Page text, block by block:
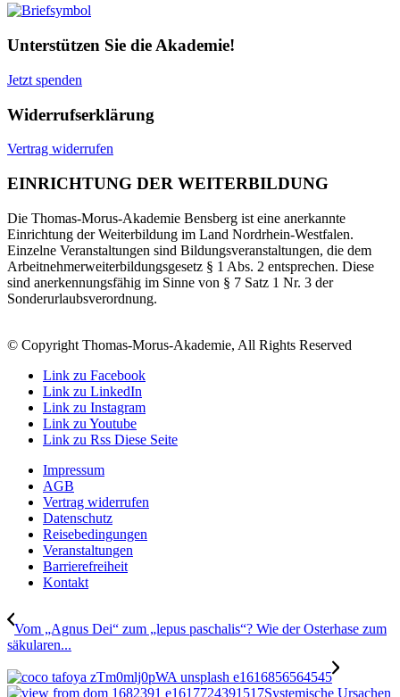
Unterstützen Sie die Akademie!
Jetzt spenden
Widerrufserklärung
Vertrag widerrufen
EINRICHTUNG DER WEITERBILDUNG
Die Thomas-Morus-Akademie Bensberg ist eine anerkannte
Einrichtung der Weiterbildung im Land Nordrhein-Westfalen.
Einzelne Veranstaltungen sind Bildungsveranstaltungen, die dem
Arbeitnehmerweiterbildungsgesetz § 1 Abs. 2 entsprechen. Diese
sind anerkennungsfähig im Sinne von § 7 Satz 1 Nr. 3 der
Sonderurlaubsverordnung.
© Copyright Thomas-Morus-Akademie, All Rights Reserved
Link zu Facebook
Link zu LinkedIn
Link zu Instagram
Link zu Youtube
Link zu Rss Diese Seite
Impressum
AGB
Vertrag widerrufen
Datenschutz
Reisebedingungen
Veranstaltungen
Barrierefreiheit
Kontakt
Vom „Agnus Dei“ zum „lepus paschalis“? Wie der Osterhase zum
säkularen...
Systemische Ursachen